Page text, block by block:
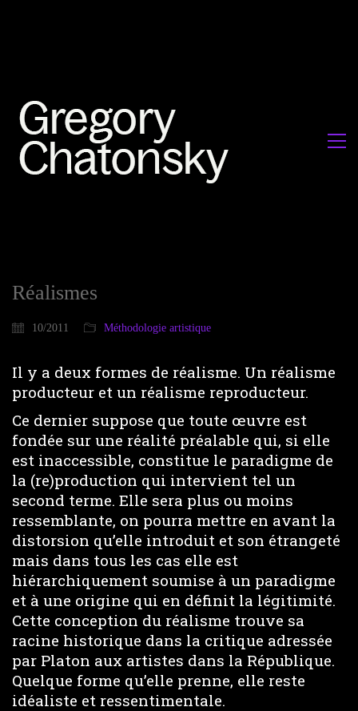
Réalismes
10/2011 Méthodologie artistique
Il y a deux formes de réalisme. Un réalisme
producteur et un réalisme reproducteur.
Ce dernier suppose que toute œuvre est
fondée sur une réalité préalable qui, si elle
est inaccessible, constitue le paradigme de
la (re)production qui intervient tel un
second terme. Elle sera plus ou moins
ressemblante, on pourra mettre en avant la
distorsion qu’elle introduit et son étrangeté
mais dans tous les cas elle est
hiérarchiquement soumise à un paradigme
et à une origine qui en définit la légitimité.
Cette conception du réalisme trouve sa
racine historique dans la critique adressée
par Platon aux artistes dans la République.
Quelque forme qu’elle prenne, elle reste
idéaliste et ressentimentale.